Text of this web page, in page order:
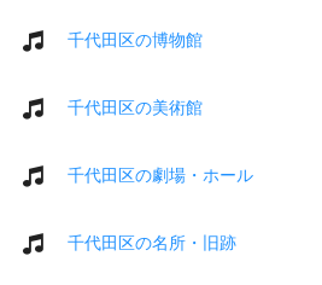
千代田区の博物館
千代田区の美術館
千代田区の劇場・ホール
千代田区の名所・旧跡